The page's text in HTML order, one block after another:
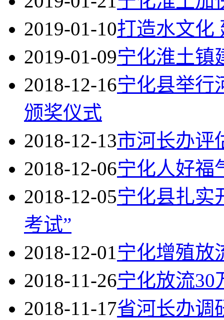
2019-01-10打造水文化
2019-01-09宁化淮土镇
2018-12-16宁化县举行
颁奖仪式
2018-12-13市河长办评
2018-12-06宁化人好福
2018-12-05宁化县扎实
考试”
2018-12-01宁化增殖放
2018-11-26宁化放流30
2018-11-17省河长办调